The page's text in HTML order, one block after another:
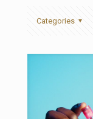
Categories